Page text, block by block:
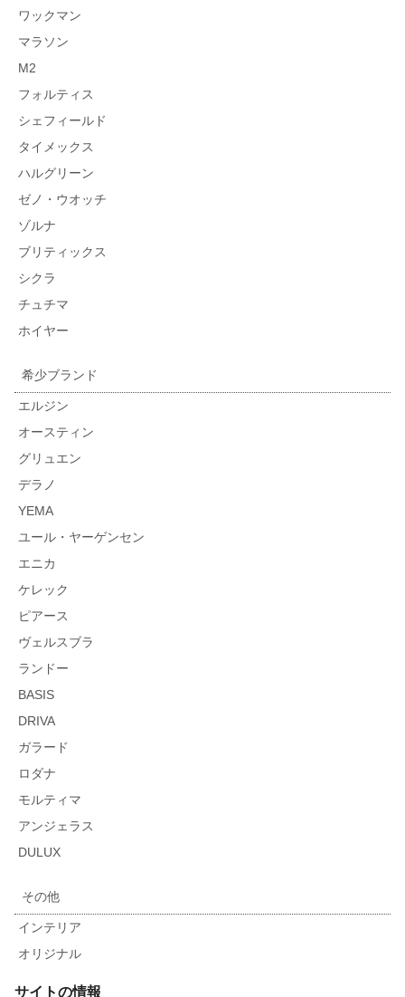
ワックマン
マラソン
M2
フォルティス
シェフィールド
タイメックス
ハルグリーン
ゼノ・ウオッチ
ゾルナ
ブリティックス
シクラ
チュチマ
ホイヤー
希少ブランド
エルジン
オースティン
グリュエン
デラノ
YEMA
ユール・ヤーゲンセン
エニカ
ケレック
ピアース
ヴェルスブラ
ランドー
BASIS
DRIVA
ガラード
ロダナ
モルティマ
アンジェラス
DULUX
その他
インテリア
オリジナル
サイトの情報